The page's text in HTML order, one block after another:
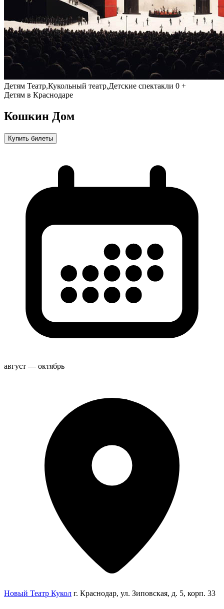
Детям Театр,Кукольный театр,Детские спектакли 0 +
Детям в Краснодаре
Кошкин Дом
Купить билеты
август — октябрь
Новый Театр Кукол г. Краснодар, ул. Зиповская, д. 5, корп. 33